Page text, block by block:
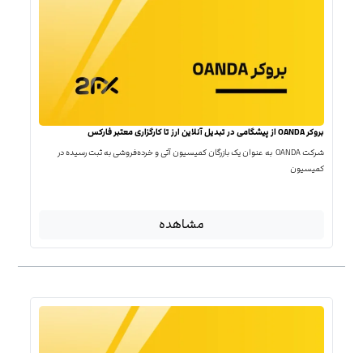
بروکر OANDA از پیشگامی در تبدیل آنلاین ارز تا کارگزاری معتبر فارکس
شرکت OANDA به عنوان یک بازرگان کمیسیون آتی و خرده‌فروشی به ثبت رسیده در
کمیسیون
مشاهده